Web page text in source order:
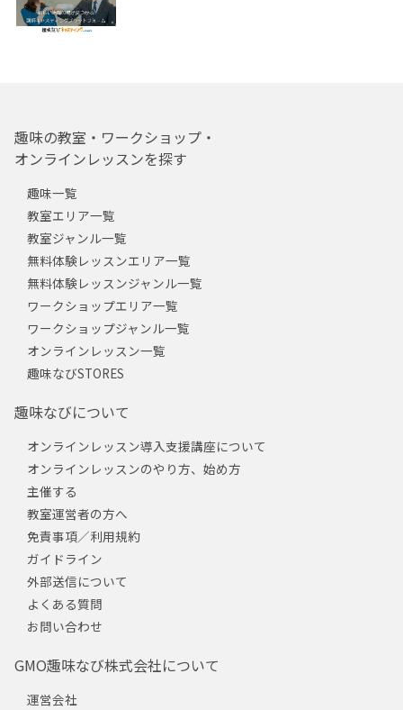
趣味の教室・ワークショップ・
オンラインレッスンを探す
趣味一覧
教室エリア一覧
教室ジャンル一覧
無料体験レッスンエリア一覧
無料体験レッスンジャンル一覧
ワークショップエリア一覧
ワークショップジャンル一覧
オンラインレッスン一覧
趣味なびSTORES
趣味なびについて
オンラインレッスン導入支援講座について
オンラインレッスンのやり方、始め方
主催する
教室運営者の方へ
免責事項／利用規約
ガイドライン
外部送信について
よくある質問
お問い合わせ
GMO趣味なび株式会社について
運営会社